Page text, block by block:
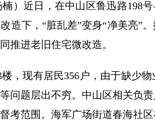
）近日，在中山区鲁迅路198
造下，“脏乱差”变身“净美亮”
推进老旧住宅微改造。
，现有居民356户，由于缺少
问题层出不穷。中山区相关负
考范围。海军广场街道春海社